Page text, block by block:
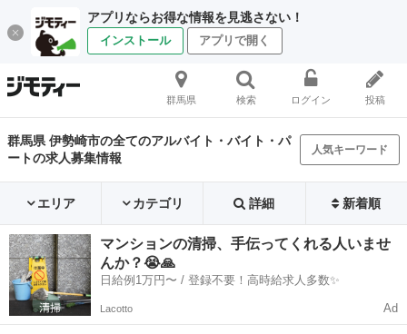
アプリならお得な情報を見逃さない！
インストール アプリで開く
群馬県 検索 ログイン 投稿
群馬県 伊勢崎市の全てのアルバイト・バイト・パ
ートの求人募集情報
人気キーワード
エリア カテゴリ 詳細 新着順
マンションの清掃、手伝ってくれる人いませ
んか？😭🙏
日給例1万円〜 / 登録不要！高時給求人多数✨
Lacotto Ad